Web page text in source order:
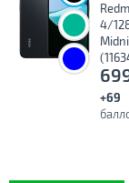
4/
+69